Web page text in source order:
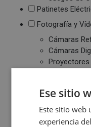
Patinetes
Fotografía y
Cámaras
Cámaras
Proyectores
/ MP4 / MP5
Auriculares
Ese sitio
Este sitio web
experiencia